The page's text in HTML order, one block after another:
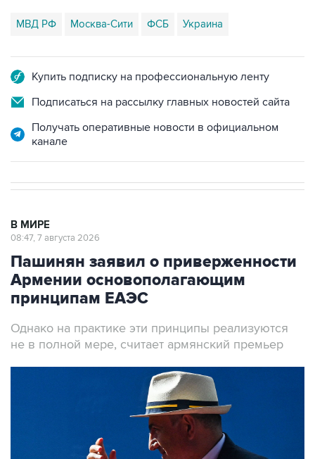
МВД РФ Москва-Сити ФСБ Украина
Купить подписку на профессиональную ленту
Подписаться на рассылку главных новостей сайта
Получать оперативные новости в официальном
канале
В МИРЕ
08:47, 7 августа 2026
Пашинян заявил о приверженности
Армении основополагающим
принципам ЕАЭС
Однако на практике эти принципы реализуются
не в полной мере, считает армянский премьер